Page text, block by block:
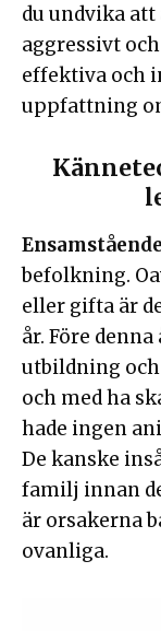
du undvika att
aggressivt
effektiva och
uppfattning
befolkning.
eller gifta är
år. Före
utbildning
och med ha
hade ingen
De kanske
familj innan
är orsakerna
ovanliga.